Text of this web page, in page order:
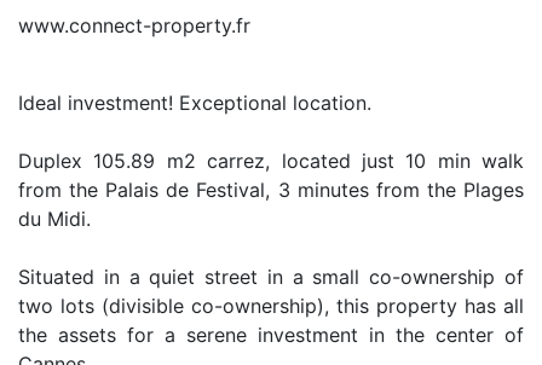
www.connect-property.fr
Ideal investment! Exceptional location.
Duplex 105.89 m2 carrez, located just 10 min walk
from the Palais de Festival, 3 minutes from the Plages
du Midi.
Situated in a quiet street in a small co-ownership of
two lots (divisible co-ownership), this property has all
the assets for a serene investment in the center of